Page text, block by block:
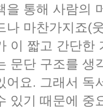
을 통해 사람의
나 마찬가지죠(
이 짧고 간단한
문단 구조를 생
어요. 그래서 독
있기 때문에 중